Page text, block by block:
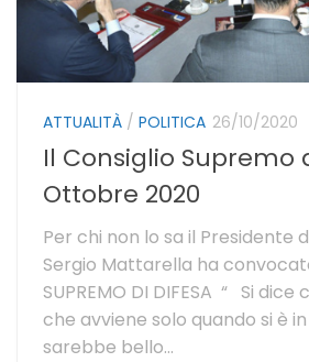
ATTUALITÀ / POLITICA 26/10/2020
Il Consiglio Supremo
Ottobre 2020
Per chi non lo sa il Presidente
Sergio Mattarella ha convocato
SUPREMO DI DIFESA “ Si dice
che avviene solo quando si è
sarebbe bello...